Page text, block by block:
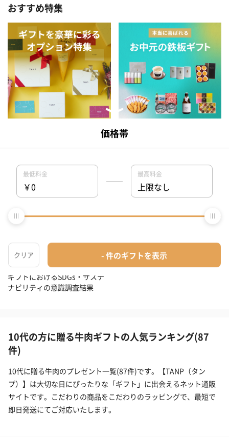
おすすめ特集
ギフトを豪華に彩るオプション
特集
お中元におすすめ！喜ばれる鉄
板ギフト特集
ギフトにおけるSDGs・サステ
ナビリティの意識調査結果
10代の方に贈る牛肉ギフトの人気ランキング(87
件)
10代に贈る牛肉のプレゼント一覧(87件)です。【TANP（タン
プ）】は大切な日にぴったりな「ギフト」に出会えるネット通販
サイトです。こだわりの商品をこだわりのラッピングで、最短で
即日発送にてご対応いたします。